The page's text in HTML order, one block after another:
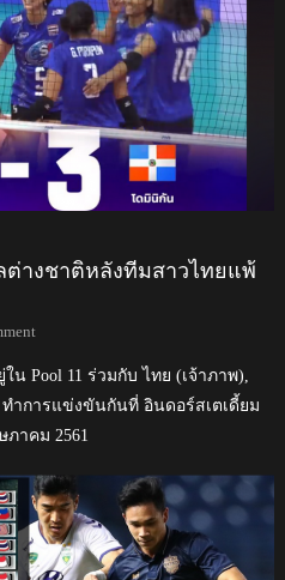
ต่างชาติหลังทีมสาวไทยแพ้
Pool 11 ร่วมกับ ไทย (เจ้าภาพ),
ำการแข่งขันกันที่ อินดอร์สเตเดี้ยม
ภาคม 2561